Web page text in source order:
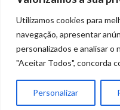
Utilizamos cookies para
navegação, apresentar
personalizados e analisar o
"Aceitar Todos", concorda
Personalizar